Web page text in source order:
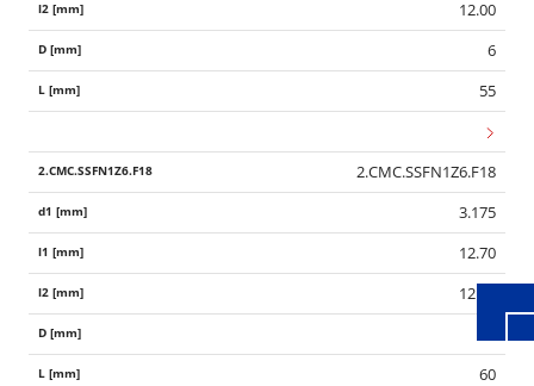
12.00
6
55
2.CMC.SSFN1Z6.F18
3.175
12.70
12.70
60